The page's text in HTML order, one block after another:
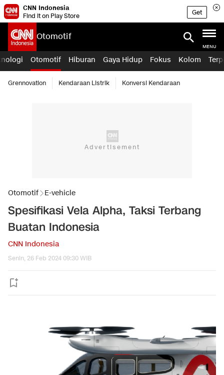
CNN Indonesia
Find it on Play Store
Get
Otomotif
MENU
Otomotif Hiburan Gaya Hidup Fokus Kolom
Grennovation Kendaraan Listrik Konversi Kendaraan
Otomotif E-vehicle
Spesifikasi Vela Alpha, Taksi Terbang
Buatan Indonesia
CNN Indonesia
Senin, 26 Feb 2024 09:30 WIB